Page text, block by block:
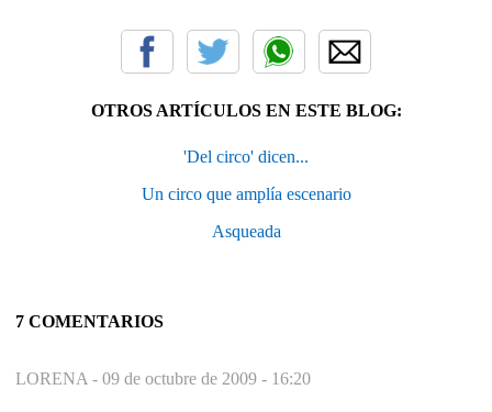
OTROS ARTÍCULOS EN ESTE BLOG:
'Del circo' dicen...
Un circo que amplía escenario
Asqueada
7 COMENTARIOS
LORENA - 09 de octubre de 2009 - 16:20